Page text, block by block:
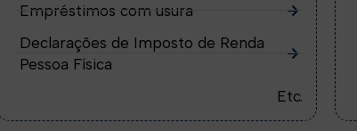
Empréstimos com usura
Declarações de Imposto de Renda
Pessoa Física
Etc.